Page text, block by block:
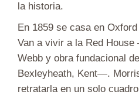
la historia.
En 1859 se casa en
Van a vivir a la Red
Webb y obra fundacional
Bexleyheath, Kent—.
retratarla en un solo